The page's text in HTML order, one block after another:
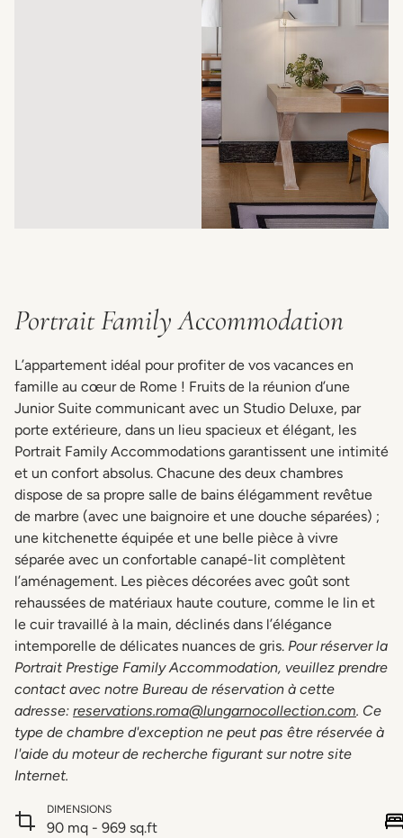
Portrait Family Accommodation
L’appartement idéal pour profiter de vos vacances en
famille au cœur de Rome ! Fruits de la réunion d’une
Junior Suite communicant avec un Studio Deluxe, par
porte extérieure, dans un lieu spacieux et élégant, les
Portrait Family Accommodations garantissent une intimité
et un confort absolus. Chacune des deux chambres
dispose de sa propre salle de bains élégamment revêtue
de marbre (avec une baignoire et une douche séparées) ;
une kitchenette équipée et une belle pièce à vivre
séparée avec un confortable canapé-lit complètent
l’aménagement. Les pièces décorées avec goût sont
rehaussées de matériaux haute couture, comme le lin et
le cuir travaillé à la main, déclinés dans l’élégance
intemporelle de délicates nuances de gris. Pour réserver la
Portrait Prestige Family Accommodation, veuillez prendre
contact avec notre Bureau de réservation à cette
adresse: reservations.roma@lungarnocollection.com. Ce
type de chambre d'exception ne peut pas être réservée à
l'aide du moteur de recherche figurant sur notre site
Internet.
DIMENSIONS
90 mq - 969 sq.ft